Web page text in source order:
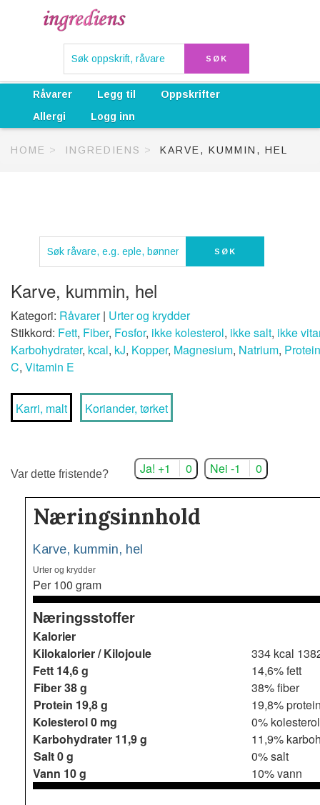
Råvarer Legg til
Oppskrifter
Allergi
Logg inn
HOME INGREDIENS KARVE, KUMMIN, HEL
Karve, kummin, hel
Kategori: Råvarer| Urter og krydder
Stikkord: Fett, Fiber, Fosfor, ikke kolesterol, ikke salt, ikke
Karbohydrater, kcal, kJ, Kopper, Magnesium, Natrium, Protein
C, Vitamin E
Karri, malt Koriander, tørket
Var dette fristende? Ja! +1 0 Nei -1 0
Næringsinnhold
Karve, kummin, hel
Urter og krydder
Per 100 gram
Næringsstoffer
Kalorier
Kilokalorier / Kilojoule
334 kcal
Fett 14,6 g
14,6% fett
Fiber38 g
38% fiber
Protein 19,8 g
19,8%
Kolesterol0 mg
0% kolesterol
Karbohydrater 11,9 g
11,9%
Salt0 g
0% salt
Vann 10 g 10% vann